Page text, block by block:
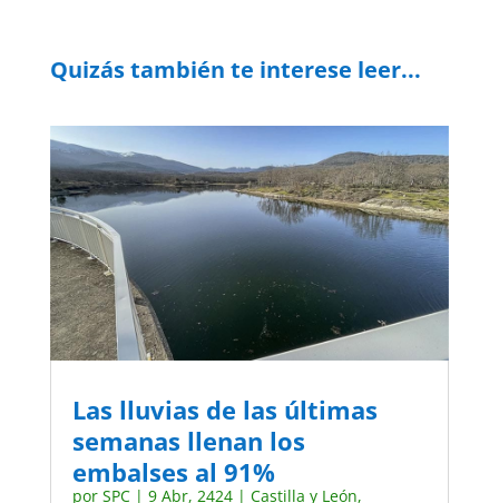
Quizás también te interese leer...
Las lluvias de las últimas
semanas llenan los
embalses al 91%
por SPC| 9 Abr, 2424| Castilla y León,